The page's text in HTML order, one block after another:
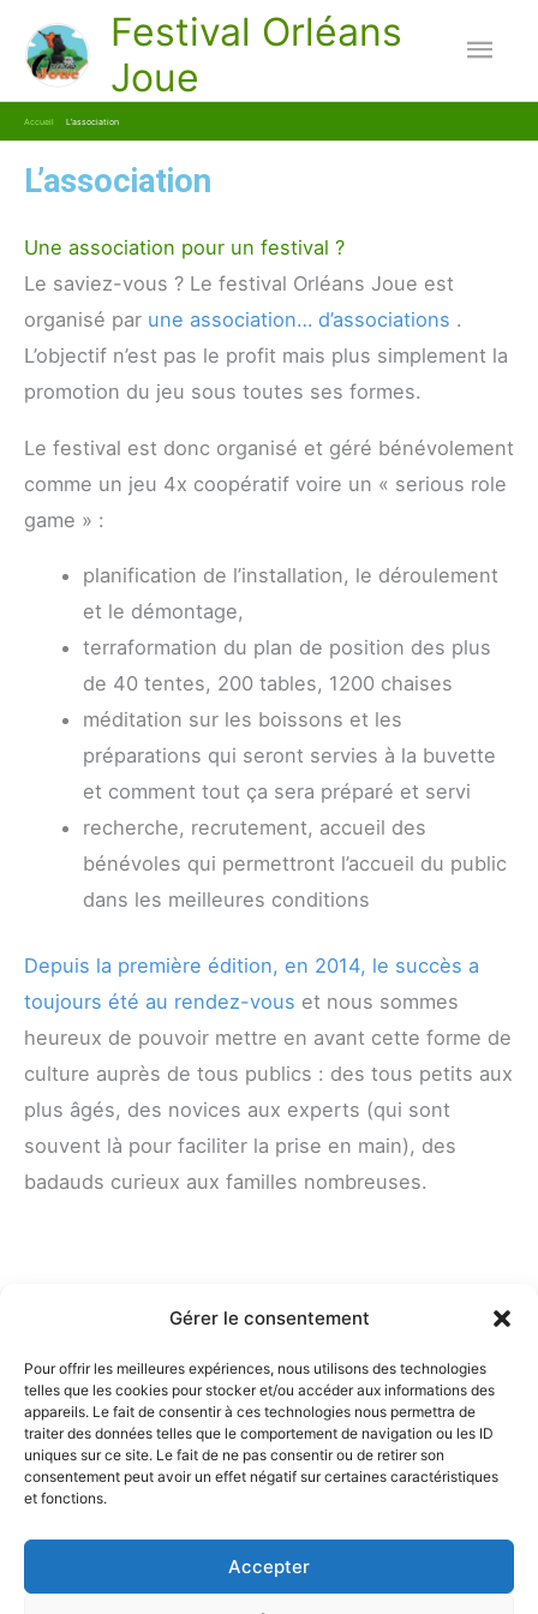
Gérer le consentement
Pour offrir les meilleures expériences, nous utilisons des technologies
telles que les cookies pour stocker et/ou accéder aux informations des
appareils. Le fait de consentir à ces technologies nous permettra de
traiter des données telles que le comportement de navigation ou les ID
uniques sur ce site. Le fait de ne pas consentir ou de retirer son
consentement peut avoir un effet négatif sur certaines caractéristiques
et fonctions.
Accepter
Festival Orléans
Joue
Accueil L’association
L’association
Une association pour un festival ?
Le saviez-vous ? Le festival Orléans Joue est
organisé par une association… d’associations .
L’objectif n’est pas le profit mais plus simplement la
promotion du jeu sous toutes ses formes.
Le festival est donc organisé et géré bénévolement
comme un jeu 4x coopératif voire un « serious role
game » :
planification de l’installation, le déroulement
et le démontage,
terraformation du plan de position des plus
de 40 tentes, 200 tables, 1200 chaises
méditation sur les boissons et les
préparations qui seront servies à la buvette
et comment tout ça sera préparé et servi
recherche, recrutement, accueil des
bénévoles qui permettront l’accueil du public
dans les meilleures conditions
Depuis la première édition, en 2014, le succès a
toujours été au rendez-vous et nous sommes
heureux de pouvoir mettre en avant cette forme de
culture auprès de tous publics : des tous petits aux
plus âgés, des novices aux experts (qui sont
souvent là pour faciliter la prise en main), des
badauds curieux aux familles nombreuses.